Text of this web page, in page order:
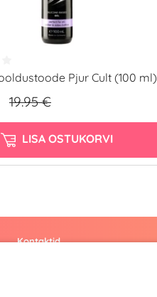
Pjur Cult (100 ml)
19.95 €
LISA OSTUKORVI
Kontaktid